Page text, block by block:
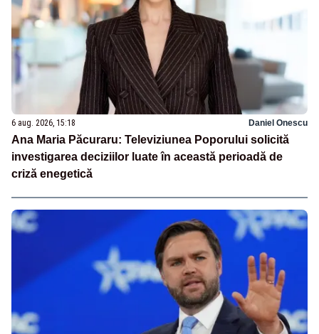
6 aug. 2026, 15:18 Daniel Onescu
Ana Maria Păcuraru: Televiziunea Poporului solicită
investigarea deciziilor luate în această perioadă de
criză enegetică